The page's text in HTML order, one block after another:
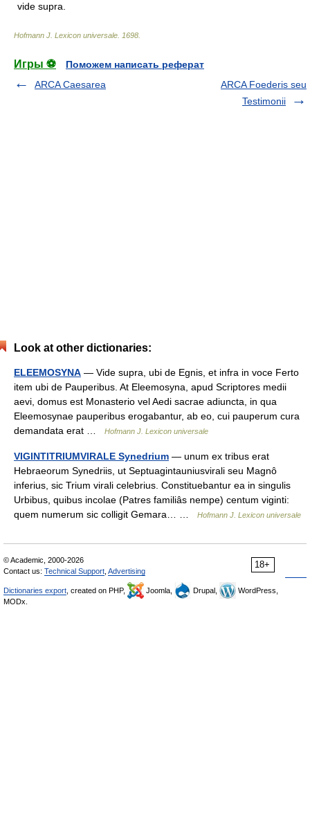
vide supra.
Hofmann J. Lexicon universale 1698
Игры ⚽
Поможем написать реферат
ARCA Caesarea
ARCA Foederis seu
Testimonii
Look at other dictionaries:
ELEEMOSYNA — Vide supra, ubi de Egnis, et infra in voce Ferto
item ubi de Pauperibus. At Eleemosyna, apud Scriptores medii
aevi, domus est Monasterio vel Aedi sacrae adiuncta, in qua
Eleemosynae pauperibus erogabantur, ab eo, cui pauperum cura
demandata erat …
Hofmann J. Lexicon universale
VIGINTITRIUMVIRALE Synedrium — unum ex tribus erat
Hebraeorum Synedriis, ut Septuagintauniusvirali seu Magnô
inferius, sic Trium virali celebrius. Constituebantur ea in singulis
Urbibus, quibus incolae (Patres familiâs nempe) centum viginti:
quem numerum sic colligit Gemara… …
Hofmann J. Lexicon universale
18+
© Academic, 2000-2026
Contact us: Technical Support Advertising
Dictionaries export , created on PHP, Joomla, Drupal,
WordPress,
MODx.